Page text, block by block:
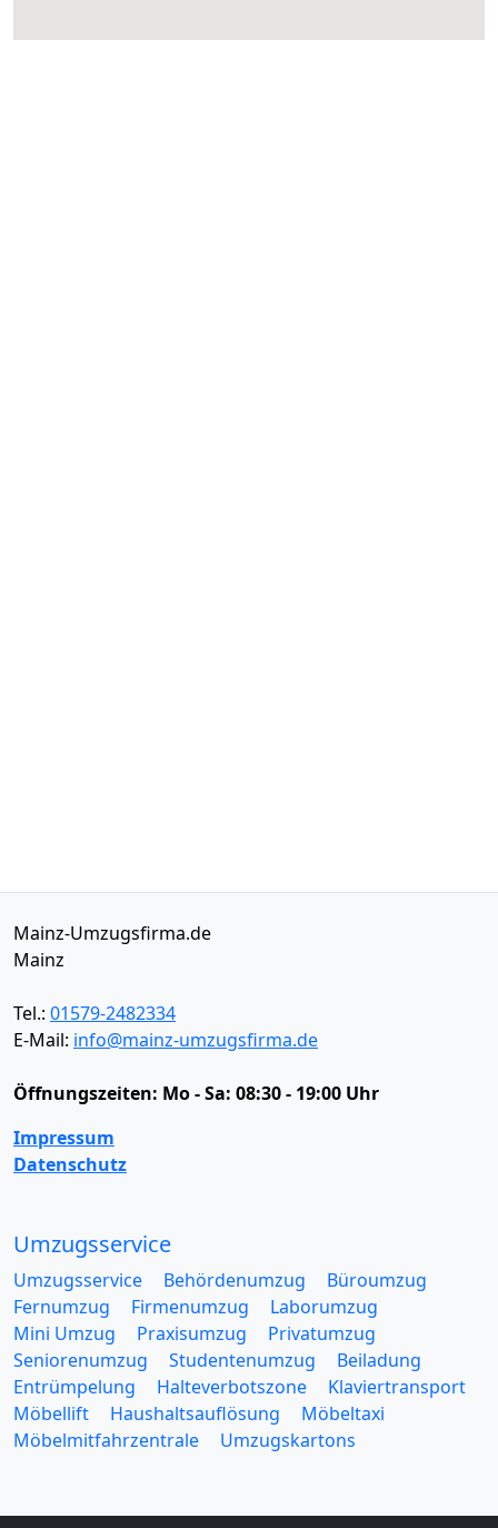
Mainz-Umzugsfirma.de
Mainz
Tel.: 01579-2482334
E-Mail: info@mainz-umzugsfirma.de
Öffnungszeiten: Mo - Sa: 08:30 - 19:00 Uhr
Impressum
Datenschutz
Umzugsservice
Umzugsservice Behördenumzug
Büroumzug
Fernumzug
Firmenumzug
Laborumzug
Mini Umzug
Praxisumzug
Privatumzug
Seniorenumzug
Studentenumzug
Beiladung
Entrümpelung
Halteverbotszone
Klaviertransport
Möbellift
Haushaltsauflösung
Möbeltaxi
Möbelmitfahrzentrale
Umzugskartons